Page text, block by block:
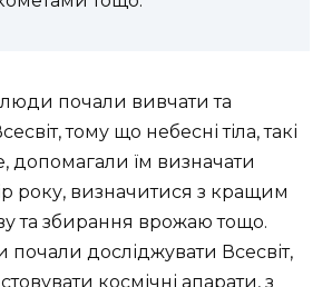
почали вивчати та
тому що небесні тіла, такі
допомагали їм визначати
року, визначитися з кращим
та збирання врожаю тощо.
досліджувати Всесвіт,
космічні апарати, з